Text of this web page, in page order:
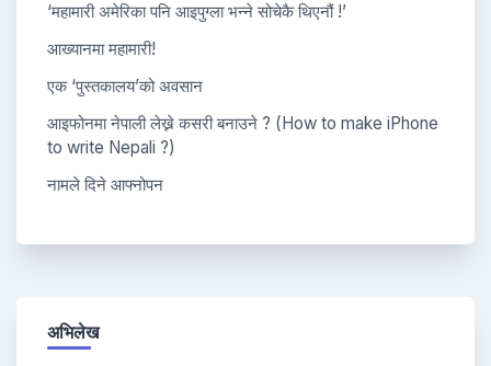
‘महामारी अमेरिका पनि आइपुग्ला भन्ने सोचेकै थिएनौं !’
आख्यानमा महामारी!
एक ‘पुस्तकालय’को अवसान
आइफोनमा नेपाली लेख्ने कसरी बनाउने ? (How to make iPhone
to write Nepali ?)
नामले दिने आफ्नोपन
अभिलेख